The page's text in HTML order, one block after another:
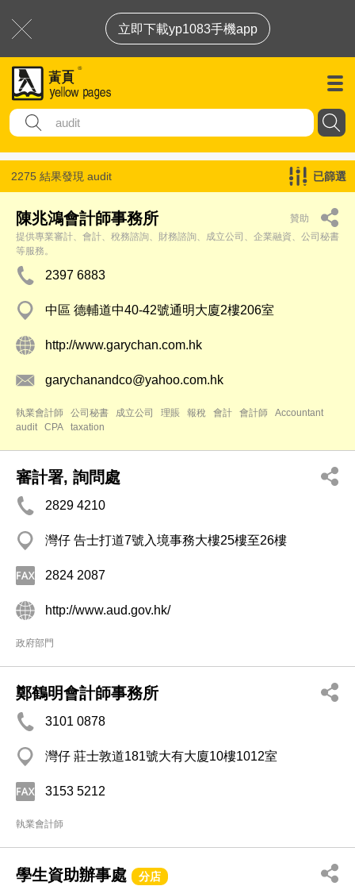
立即下載yp1083手機app
2275 結果發現 audit 已篩選
陳兆鴻會計師事務所
贊助
提供專業審計、會計、稅務諮詢、財務諮詢、成立公司、企業融資、公司秘書
等服務。
2397 6883
中區 德輔道中40-42號通明大廈2樓206室
http://www.garychan.com.hk
garychanandco@yahoo.com.hk
執業會計師 公司秘書 成立公司 理賬 報稅 會計 會計師
Accountant
audit
CPA taxation
審計署, 詢問處
2829 4210
灣仔 告士打道7號入境事務大樓25樓至26樓
2824 2087
http://www.aud.gov.hk/
政府部門
鄭鶴明會計師事務所
3101 0878
灣仔 莊士敦道181號大有大廈10樓1012室
3153 5212
執業會計師
學生資助辦事處 分店